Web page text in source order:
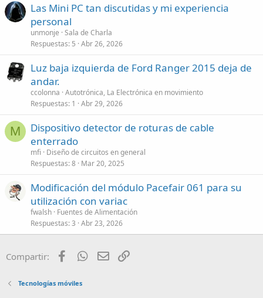
Las Mini PC tan discutidas y mi experiencia
personal
unmonje Sala de Charla
Respuestas 5 Abr 26, 2026
Luz baja izquierda de Ford Ranger 2015 deja de
andar.
ccolonna Autotrónica, La Electrónica en movimiento
Respuestas 1 Abr 29, 2026
M
Dispositivo detector de roturas de cable
enterrado
mfi Diseño de circuitos en general
Respuestas 8 Mar 20, 2025
Modificación del módulo Pacefair 061 para su
utilización con variac
fwalsh Fuentes de Alimentación
Respuestas 3 Abr 23, 2026
Compartir: FacebookWhatsApp
Email
Tecnologías móviles